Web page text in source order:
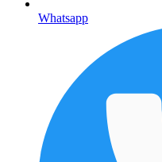
Whatsapp